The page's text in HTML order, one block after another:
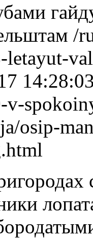
/
letayut-
v-
osip-